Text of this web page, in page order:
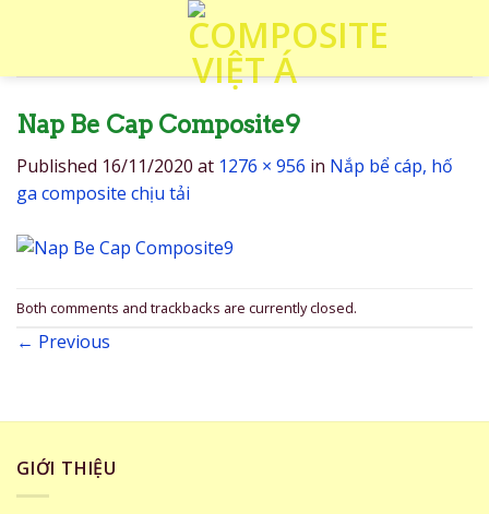
Nap Be Cap Composite9
Published 16/11/2020 at 1276 × 956 in Nắp bể cáp, hố
ga composite chịu tải
Both comments and trackbacks are currently closed.
← Previous
GIỚI THIỆU